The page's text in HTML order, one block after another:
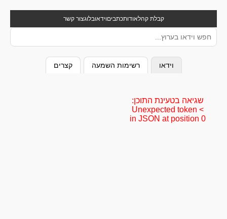
קבלת קהלאודותכתביםוידאובלוגצור קשר
וידאו רשימות השמעה קצרים
שגיאה בטעינת התוכן:
Unexpected token <
in JSON at position 0